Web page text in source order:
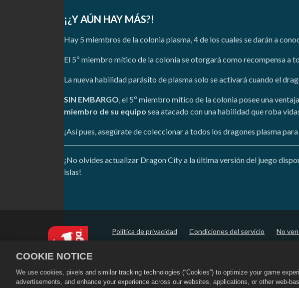
¡¿Y AÚN HAY MÁS?!
Hay 5 miembros de la colonia plasma, 4 de los cuales se darán a
El 5º miembro mítico de la colonia se otorgará como recompensa a
La nueva habilidad parásito de plasma solo se activará cuando el
SIN EMBARGO, el 5º miembro mítico de la colonia posee una
miembro de su equipo sea atacado con una habilidad que roba
¡Así pues, asegúrate de coleccionar a todos los dragones plasma
¡No olvides actualizar Dragon City a la última versión del juego
islas!
Política de privacidad Condiciones del servicio
No
Social Point S.L. Dragon City y el logo de Dragon City
los derechos. La tienda de Dragon City está gestionada por
COOKIE NOTICE
We use cookies, pixels and similar tracking technologies (“Cookies”) to optimize your game
advertisements, and enhance your experience across our websites, applications, or other web-